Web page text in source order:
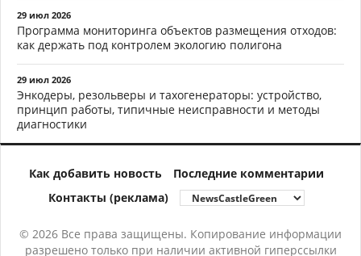
29 июл 2026
Программа мониторинга объектов размещения отходов:
как держать под контролем экологию полигона
29 июл 2026
Энкодеры, резольверы и тахогенераторы: устройство,
принцип работы, типичные неисправности и методы
диагностики
Как добавить новость
Последние комментарии
Контакты (реклама)
© 2026 Все права защищены. Копирование информации
разрешено только при наличии активной гиперссылки